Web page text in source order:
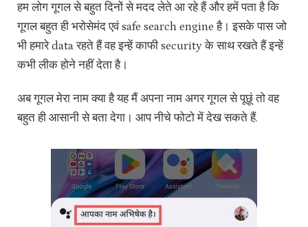
हम लोग गूगल से बहुत दिनों से मदद लेते आ रहे हैं और हमें पता है कि
गूगल बहुत ही भरोसेमंद एवं safe search engine है। इसके पास जो
भी हमारे data रहते हैं वह इन्हें काफी security के साथ रखते हैं इन्हें
कभी लीक होने नहीं देता है।
अब गूगल मेरा नाम क्या है यह मैं अपना नाम अगर गूगल से पूछूं तो वह
बहुत ही आसानी से बता देगा। आप नीचे फोटो में देख सकते हैं.